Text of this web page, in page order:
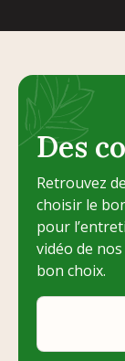
Des
Retrouvez
choisir le
pour
vidéo de
bon choix.